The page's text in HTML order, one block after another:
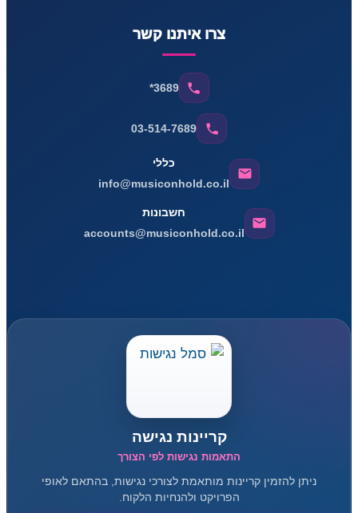
צרו איתנו קשר
*3689
03-514-7689
כללי
info@musiconhold.co.il
חשבונות
accounts@musiconhold.co.il
קריינות נגישה
התאמות נגישות לפי הצורך
ניתן להזמין קריינות מותאמת לצורכי נגישות, בהתאם לאופי
הפרויקט ולהנחיות הלקוח.